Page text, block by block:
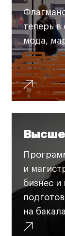
Все
Для
Интенсивы
О школе
Новости
События
Блог
Лицензии и
Для прессы
теперь в
мода,
и
бизнес
на